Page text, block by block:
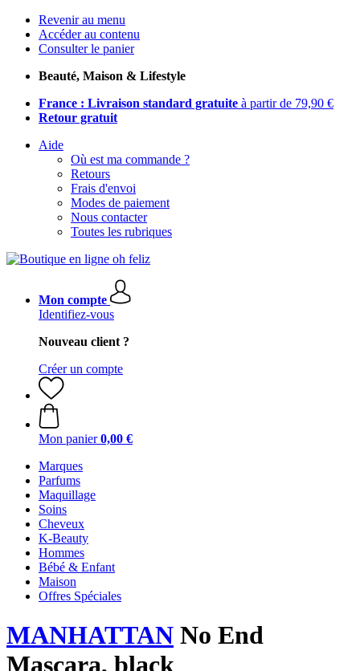
Revenir au menu
Accéder au contenu
Consulter le panier
Beauté, Maison & Lifestyle
France : Livraison standard gratuite à partir de 79,90 €
Retour gratuit
Aide
Où est ma commande ?
Retours
Frais d'envoi
Modes de paiement
Nous contacter
Toutes les rubriques
Mon compte
Identifiez-vous
Nouveau client ?
Créer un compte
Mon panier 0,00 €
Marques
Parfums
Maquillage
Soins
Cheveux
K-Beauty
Hommes
Bébé & Enfant
Maison
Offres Spéciales
MANHATTAN No End
Mascara, black